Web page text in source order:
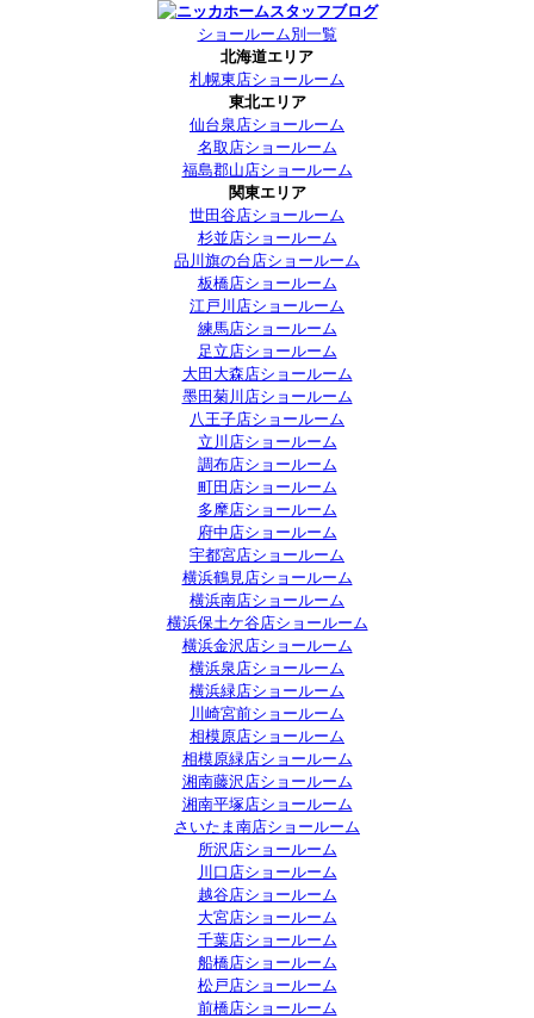
ショールーム別一覧
北海道エリア
札幌東店ショールーム
東北エリア
仙台泉店ショールーム
名取店ショールーム
福島郡山店ショールーム
関東エリア
世田谷店ショールーム
杉並店ショールーム
品川旗の台店ショールーム
板橋店ショールーム
江戸川店ショールーム
練馬店ショールーム
足立店ショールーム
大田大森店ショールーム
墨田菊川店ショールーム
八王子店ショールーム
立川店ショールーム
調布店ショールーム
町田店ショールーム
多摩店ショールーム
府中店ショールーム
宇都宮店ショールーム
横浜鶴見店ショールーム
横浜南店ショールーム
横浜保土ケ谷店ショールーム
横浜金沢店ショールーム
横浜泉店ショールーム
横浜緑店ショールーム
川崎宮前ショールーム
相模原店ショールーム
相模原緑店ショールーム
湘南藤沢店ショールーム
湘南平塚店ショールーム
さいたま南店ショールーム
所沢店ショールーム
川口店ショールーム
越谷店ショールーム
大宮店ショールーム
千葉店ショールーム
船橋店ショールーム
松戸店ショールーム
前橋店ショールーム